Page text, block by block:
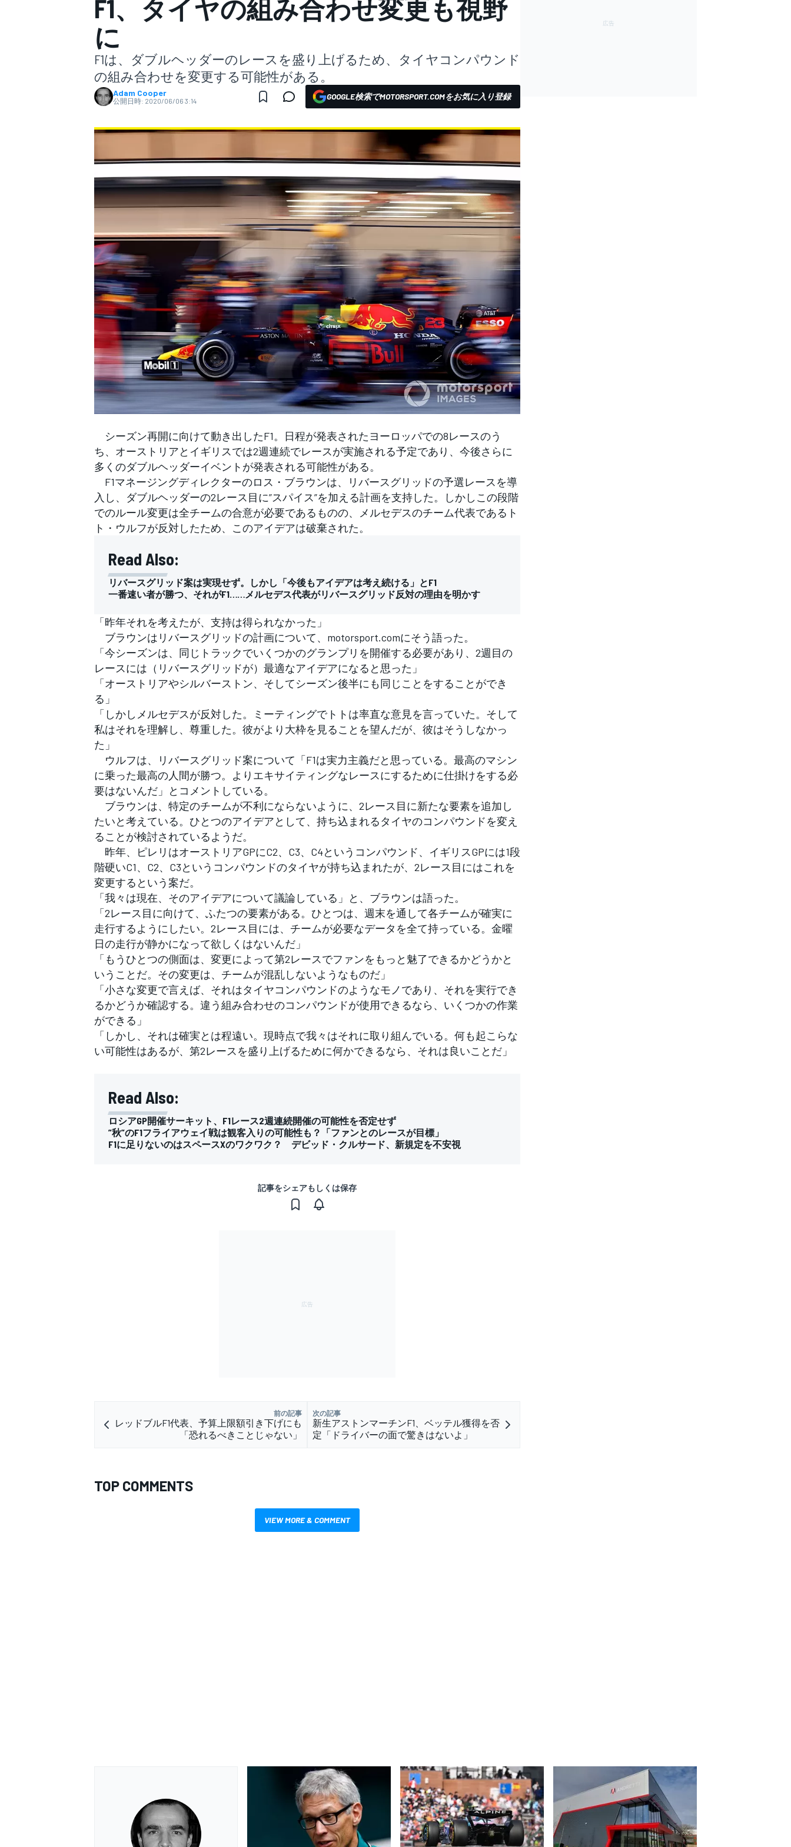
スーパーフォーミュラ
スーパーGT
WEC
フォーミュラE
すべてのカテゴリー
F1、タイヤの組み合わせ変更も視野
に
F1は、ダブルヘッダーのレースを盛り上げるため、タイヤコンパウンド
の組み合わせを変更する可能性がある。
Adam Cooper
公開日時: 2020/06/06 3:14 GOOGLE検索でMOTORSPORT.COMをお気に入り登録
シーズン再開に向けて動き出したF1。日程が発表されたヨーロッパでの8レースのう
ち、オーストリアとイギリスでは2週連続でレースが実施される予定であり、今後さらに
多くのダブルヘッダーイベントが発表される可能性がある。
F1マネージングディレクターのロス・ブラウンは、リバースグリッドの予選レースを導
入し、ダブルヘッダーの2レース目に”スパイス”を加える計画を支持した。しかしこの段階
でのルール変更は全チームの合意が必要であるものの、メルセデスのチーム代表であるト
ト・ウルフが反対したため、このアイデアは破棄された。
Read Also:
リバースグリッド案は実現せず。しかし「今後もアイデアは考え続ける」とF1
一番速い者が勝つ、それがF1……メルセデス代表がリバースグリッド反対の理由を明かす
「昨年それを考えたが、支持は得られなかった」
ブラウンはリバースグリッドの計画について、motorsport.comにそう語った。
「今シーズンは、同じトラックでいくつかのグランプリを開催する必要があり、2週目の
レースには（リバースグリッドが）最適なアイデアになると思った」
「オーストリアやシルバーストン、そしてシーズン後半にも同じことをすることができ
る」
「しかしメルセデスが反対した。ミーティングでトトは率直な意見を言っていた。そして
私はそれを理解し、尊重した。彼がより大枠を見ることを望んだが、彼はそうしなかっ
た」
ウルフは、リバースグリッド案について「F1は実力主義だと思っている。最高のマシン
に乗った最高の人間が勝つ。よりエキサイティングなレースにするために仕掛けをする必
要はないんだ」とコメントしている。
ブラウンは、特定のチームが不利にならないように、2レース目に新たな要素を追加し
たいと考えている。ひとつのアイデアとして、持ち込まれるタイヤのコンパウンドを変え
ることが検討されているようだ。
昨年、ピレリはオーストリアGPにC2、C3、C4というコンパウンド、イギリスGPには1段
階硬いC1、C2、C3というコンパウンドのタイヤが持ち込まれたが、2レース目にはこれを
変更するという案だ。
「我々は現在、そのアイデアについて議論している」と、ブラウンは語った。
「2レース目に向けて、ふたつの要素がある。ひとつは、週末を通して各チームが確実に
走行するようにしたい。2レース目には、チームが必要なデータを全て持っている。金曜
日の走行が静かになって欲しくはないんだ」
「もうひとつの側面は、変更によって第2レースでファンをもっと魅了できるかどうかと
いうことだ。その変更は、チームが混乱しないようなものだ」
「小さな変更で言えば、それはタイヤコンパウンドのようなモノであり、それを実行でき
るかどうか確認する。違う組み合わせのコンパウンドが使用できるなら、いくつかの作業
ができる」
「しかし、それは確実とは程遠い。現時点で我々はそれに取り組んでいる。何も起こらな
い可能性はあるが、第2レースを盛り上げるために何かできるなら、それは良いことだ」
Read Also:
ロシアGP開催サーキット、F1レース2週連続開催の可能性を否定せず
”秋”のF1フライアウェイ戦は観客入りの可能性も？「ファンとのレースが目標」
F1に足りないのはスペースXのワクワク？ デビッド・クルサード、新規定を不安視
記事をシェアもしくは保存
前の記事
レッドブルF1代表、予算上限額引き下げにも
「恐れるべきことじゃない」
次の記事
新生アストンマーチンF1、ベッテル獲得を否
定「ドライバーの面で驚きはないよ」
TOP COMMENTS
VIEW MORE & COMMENT